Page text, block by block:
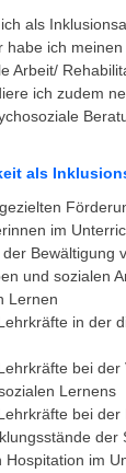
als
habe ich meinen
Arbeit/
ich zudem
als
im
Bewältigung
und sozialen
Lernen
in der
bei der
Lernens
bei der
der
Hospitation im